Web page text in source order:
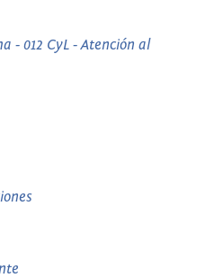
- 012 CyL - Atención al